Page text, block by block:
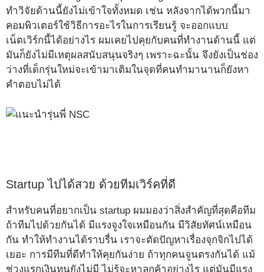
ทำวิจัยด้านนี้ยังไม่เข้าใจทั้งหมด เช่น หลังจากได้พวกนี้มา
คอมพิวเตอร์ใช้วิธีการอะไรในการเรียนรู้ จะออกแบบ
เน็ตเวิร์กนี้ได้อย่างไร ผมเคยไปคุยกับคนที่ทำงานด้านนี้ แต่
มันก็ยังไม่มีเหตุผลสนับสนุนจริงๆ เพราะฉะนั้น จึงยังเป็นช่อง
ว่างที่เด็กรุ่นใหม่จะเข้ามาเติมในจุดที่คนทำมานานก็ยังหา
คำตอบไม่ได้
Startup ไปได้สวย ด้วยทีมเวิร์คที่ดี
สำหรับคนที่อยากเป็น startup ผมมองว่าสิ่งสำคัญที่สุดคือทีม
ถ้าทีมไปด้วยกันได้ มีแรงจูงใจเหมือนกัน มีวิสัยทัศน์เหมือน
กัน ทำให้ทำงานได้ราบรื่น เราจะตัดปัญหาเรื่องจุกจิกไปได้
เยอะ การมีทีมที่ดีทำให้คุยกันง่าย ถ้าทุกคนจูนตรงกันได้ แม้
ช่วงแรกเงินทุนยังไม่มี ไม่รู้จะหาลูกค้าอย่างไร แต่มันมีแรง